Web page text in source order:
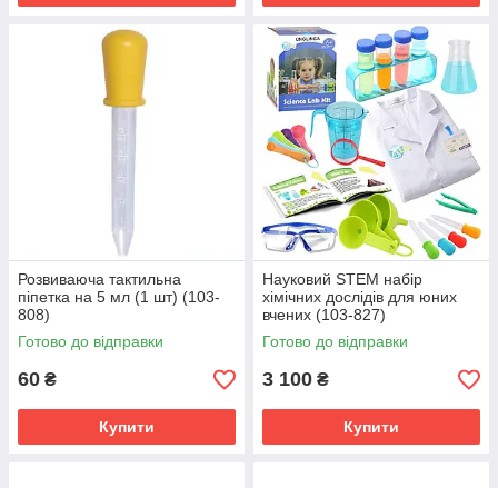
Розвиваюча тактильна
піпетка на 5 мл (1 шт) (103-
808)
Готово до відправки
60 ₴
Купити
Науковий STEM набір
хімічних дослідів для юних
вчених (103-827)
Готово до відправки
3 100 ₴
Купити